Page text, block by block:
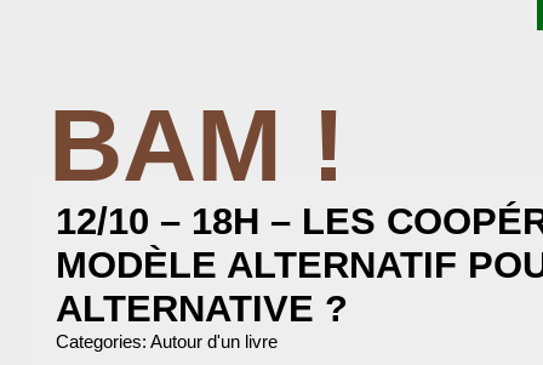
BAM !
12/10 – 18H – LES
MODÈLE ALTERNATIF
ALTERNATIVE ?
Categories: Autour d'un livre